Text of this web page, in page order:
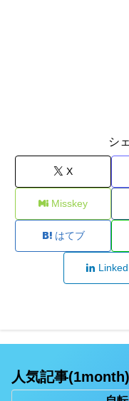
シ
X
Misskey
はてブ
人気記事(1month)